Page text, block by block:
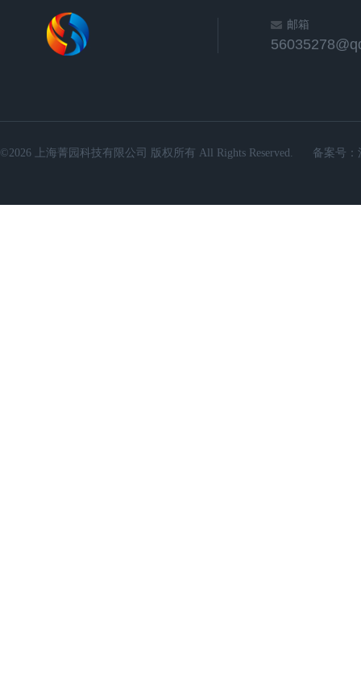
邮箱
©2026 上海菁园科技有限公司 版权所有 All Rights Reserved. 备案号：